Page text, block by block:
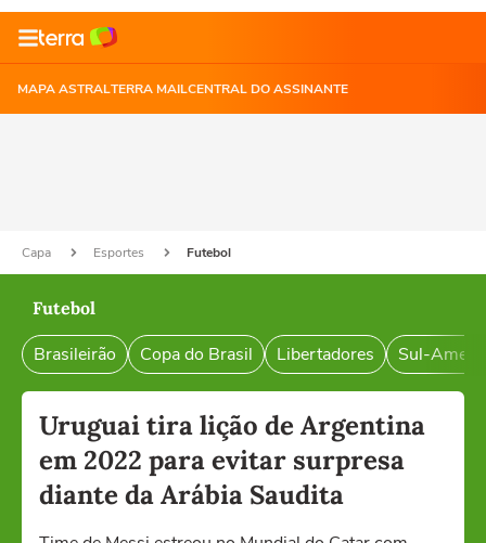
MAPA ASTRALTERRA MAILCENTRAL DO ASSINANTE
Capa Esportes Futebol
Futebol
Brasileirão Copa do Brasil Libertadores Sul-
Uruguai tira lição de Argentina
em 2022 para evitar surpresa
diante da Arábia Saudita